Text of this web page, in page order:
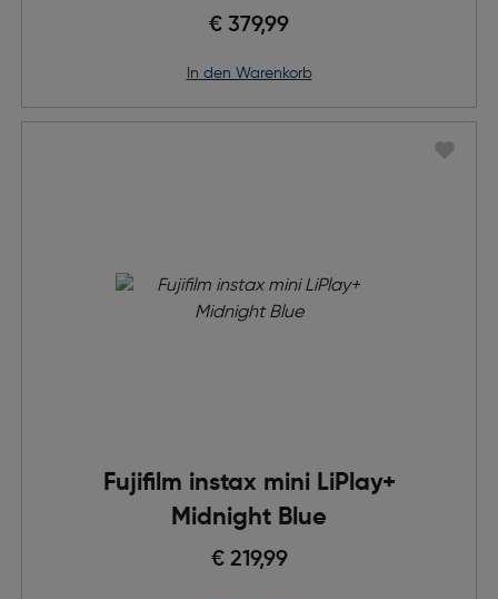
€ 379,99
in den Warenkorb
Fujifilm instax mini LiPlay+
Midnight Blue
€ 219,99